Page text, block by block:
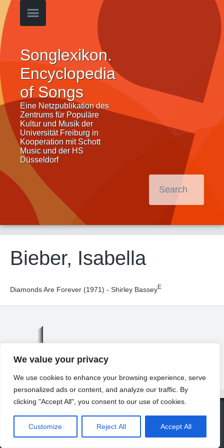
We value your privacy
We use cookies to enhance your browsing experience, serve
personalized ads or content, and analyze our traffic. By
clicking "Accept All", you consent to our use of cookies.
Customize Reject All Accept All
Songlexikon.
Encyclopedia
of Songs
Eine Netzpublikation des
Zentrums für Populäre
Kultur und Musik der
Universität Freiburg in
Kooperation mit Schott
Music und der HS
Düsseldorf
Bieber, Isabella
Diamonds Are Forever (1971) - Shirley BasseyE
© 2026 Universität Freiburg
About Contact Privacy Declaration Legal Notice